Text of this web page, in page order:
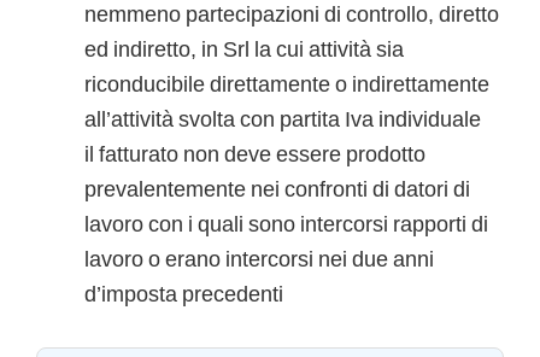
nemmeno partecipazioni di controllo, diretto
ed indiretto, in Srl la cui attività sia
riconducibile direttamente o indirettamente
all’attività svolta con partita Iva individuale
il fatturato non deve essere prodotto
prevalentemente nei confronti di datori di
lavoro con i quali sono intercorsi rapporti di
lavoro o erano intercorsi nei due anni
d’imposta precedenti